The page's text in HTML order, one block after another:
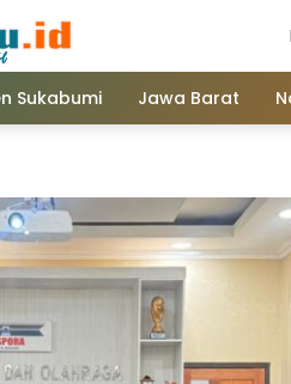
Sukabumi Jawa Barat